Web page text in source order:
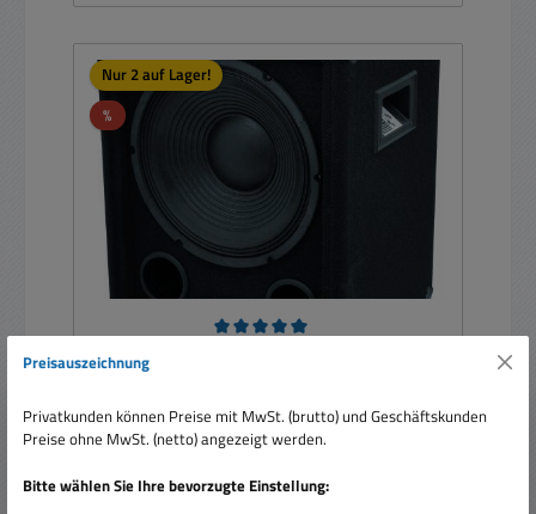
Nur 2 auf Lager!
%Rabatt
600W PA Subwoofer 8Ohm 300W rms 30cm
Preisauszeichnung
Privatkunden können Preise mit MwSt. (brutto) und Geschäftskunden
Preise ohne MwSt. (netto) angezeigt werden.
Bitte wählen Sie Ihre bevorzugte Einstellung: